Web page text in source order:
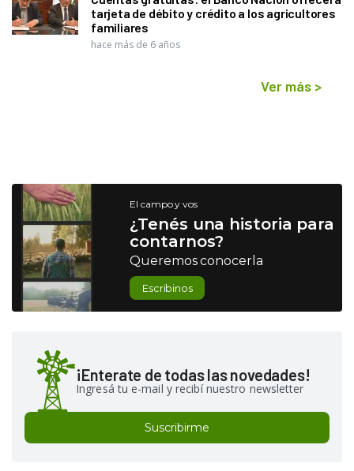
tarjeta de débito y crédito a los agricultores
familiares
hace más de 6 años
Ver más >
El campo y vos
¿Tenés una historia para
contarnos?
Queremos conocerla
Escribinos
¡Enterate de todas las novedades!
Ingresá tu e-mail y recibí nuestro newsletter
Suscribirme